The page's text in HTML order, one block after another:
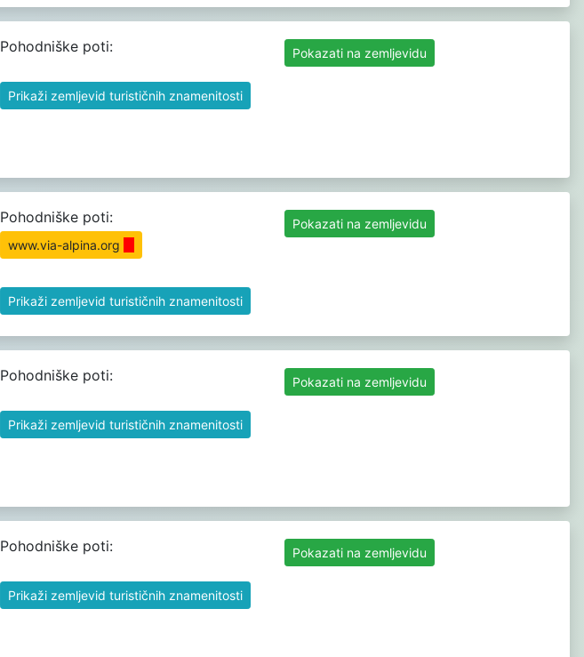
Pohodniške poti:
Prikaži zemljevid turističnih znamenitosti
Pokazati na zemljevidu
Pohodniške poti:
www.via-alpina.org
Prikaži zemljevid turističnih znamenitosti
Pokazati na zemljevidu
Pohodniške poti:
Prikaži zemljevid turističnih znamenitosti
Pokazati na zemljevidu
Pohodniške poti:
Prikaži zemljevid turističnih znamenitosti
Pokazati na zemljevidu